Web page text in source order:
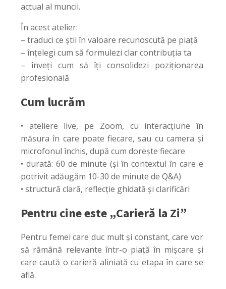
actual al muncii.
În acest atelier:
– traduci ce știi în valoare recunoscută pe piață
– înțelegi cum să formulezi clar contribuția ta
– înveți cum să îți consolidezi poziționarea
profesională
Cum lucrăm
• ateliere live, pe Zoom, cu interacțiune în
măsura în care poate fiecare, sau cu camera și
microfonul închis, după cum dorește fiecare
• durată: 60 de minute (și în contextul în care e
potrivit adăugăm 10-30 de minute de Q&A)
• structură clară, reflecție ghidată și clarificări
Pentru cine este „Carieră la Zi”
Pentru femei care duc mult și constant, care vor
să rămână relevante într-o piață în mișcare și
care caută o carieră aliniată cu etapa în care se
află.